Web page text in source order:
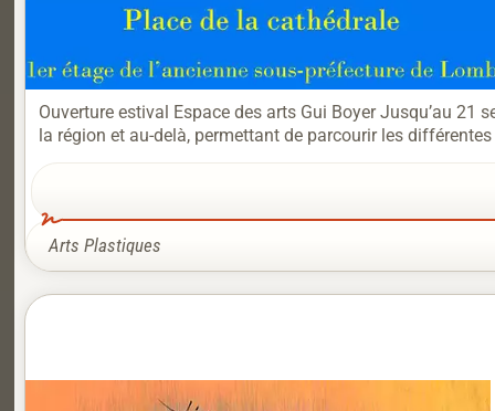
Ouverture estival Espace des arts Gui Boyer Jusqu’au 21
la région et au-delà, permettant de parcourir les
Arts Plastiques